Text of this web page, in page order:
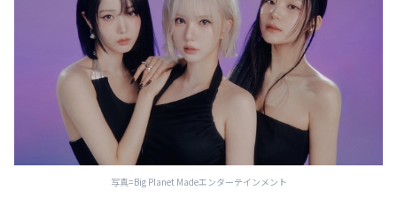
写真=Big Planet Madeエンターテインメント